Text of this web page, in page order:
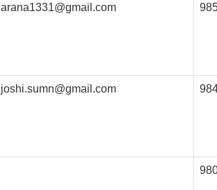
arana1331@gmail.com
joshi.sumn@gmail.com